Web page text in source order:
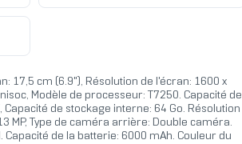
17,5 cm (6.9"), Résolution de l'écran: 1600 x
Modèle de processeur: T7250. Capacité de
Capacité de stockage interne: 64 Go. Résolution
MP, Type de caméra arrière: Double caméra.
Capacité de la batterie: 6000 mAh. Couleur du